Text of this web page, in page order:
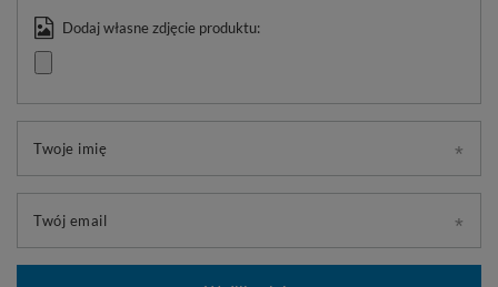
Dodaj własne zdjęcie produktu:
Twoje imię
Twój email